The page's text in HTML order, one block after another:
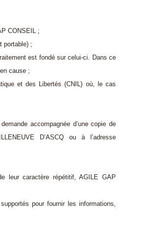
CONSEIL ;
portable) ;
est fondé sur celui-ci. Dans ce
cause ;
et des Libertés (CNIL) où, le cas
accompagnée d’une copie de
D’ASCQ ou à l’adresse
leur caractère répétitif, AGILE GAP
pour fournir les informations,